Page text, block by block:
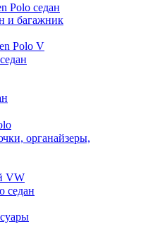
Polo седан
и багажник
Polo V
органайзеры,
VW
седан